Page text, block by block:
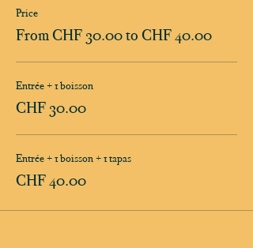
Price
From CHF 30.00 to CHF 40.00
Entrée + 1 boisson
CHF 30.00
Entrée + 1 boisson + 1 tapas
CHF 40.00